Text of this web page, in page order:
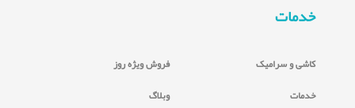
خدمات
کاشی و سرامیک
خدمات
فروش ویژه روز
وبلاگ